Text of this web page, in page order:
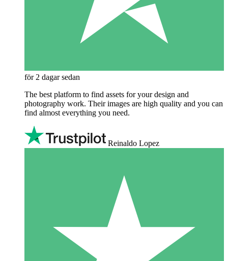
för 2 dagar sedan
The best platform to find assets for your design and
photography work. Their images are high quality and you can
find almost everything you need.
Reinaldo Lopez